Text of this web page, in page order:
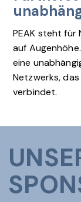
PEAK steht
auf
eine
Netzwerks,
verbindet.